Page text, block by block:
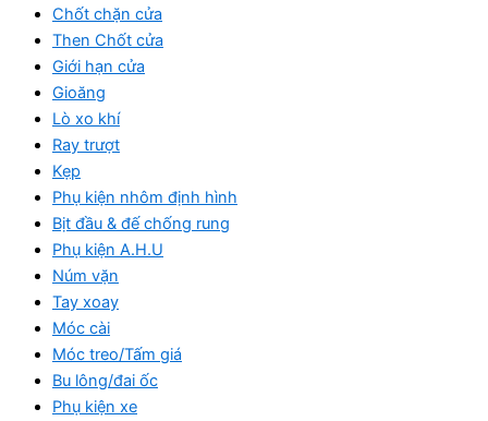
Chốt chặn cửa
Then Chốt cửa
Giới hạn cửa
Gioăng
Lò xo khí
Ray trượt
Kẹp
Phụ kiện nhôm định hình
Bịt đầu & đế chống rung
Phụ kiện A.H.U
Núm vặn
Tay xoay
Móc cài
Móc treo/Tấm giá
Bu lông/đai ốc
Phụ kiện xe